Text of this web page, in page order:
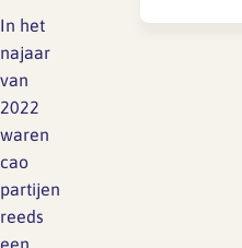
In het
najaar
van
2022
waren
cao
partijen
reeds
een
inzicht te